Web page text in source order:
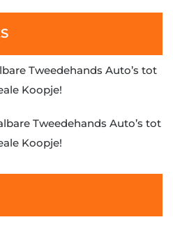
Tweedehands Auto’s tot
Koopje!
Tweedehands Auto’s tot
Koopje!